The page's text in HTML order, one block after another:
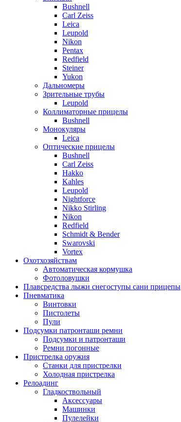
Bushnell
Carl Zeiss
Leica
Leupold
Nikon
Pentax
Redfield
Steiner
Yukon
Дальномеры
Зрительные трубы
Leupold
Коллиматорные прицелы
Bushnell
Монокуляры
Leica
Оптические прицелы
Bushnell
Carl Zeiss
Hakko
Kahles
Leupold
Nightforce
Nikko Stirling
Nikon
Redfield
Schmidt & Bender
Swarovski
Vortex
Охотхозяйствам
Автоматическая кормушка
Фотоловушки
Плавсредства лыжи снегоступы сани прицепы
Пневматика
Винтовки
Пистолеты
Пули
Подсумки патронташи ремни
Подсумки и патронташи
Ремни погонные
Пристрелка оружия
Станки для пристрелки
Холодная пристрелка
Релоадинг
Гладкоствольный
Аксессуары
Машинки
Пулелейки